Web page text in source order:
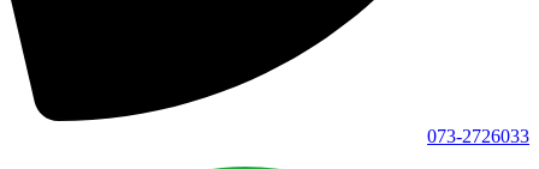
073-2726033